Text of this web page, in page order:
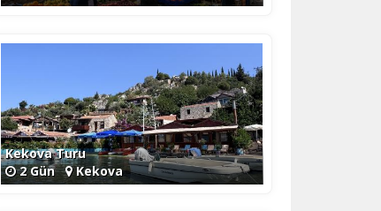
Kekova Turu
2 Gün Kekova